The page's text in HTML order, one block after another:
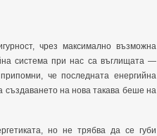
чрез максимално възможна
система при нас са въглищата —
че последната енергийна
създаването на нова такава беше на
но не трябва да се губи